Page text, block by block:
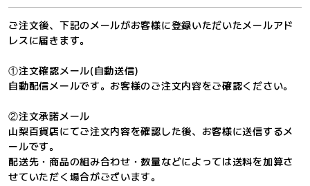
ご注文後、下記のメールがお客様に登録いただいたメールアド
レスに届きます。
①注文確認メール(自動送信)
自動配信メールです。お客様のご注文内容をご確認ください。
②注文承諾メール
山梨百貨店にてご注文内容を確認した後、お客様に送信するメ
ールです。
配送先・商品の組み合わせ・数量などによっては送料を加算さ
せていただく場合がございます。